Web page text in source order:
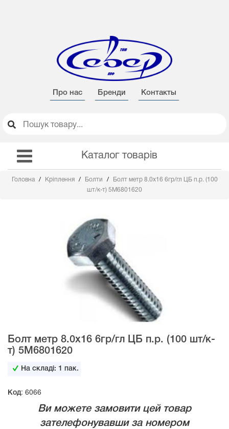
Про нас Бренди Контакты
Каталог товарів
Головна Кріплення Болти
Болт метр 8.0х16 6гр/гл ЦБ п.р. (100
шт/к-т) 5М6801620
Болт метр 8.0х16 6гр/гл ЦБ п.р. (100 шт/к-
т) 5М6801620
На складі: 1 пак.
Код: 6066
Ви можете замовити цей товар
зателефонувавши за номером